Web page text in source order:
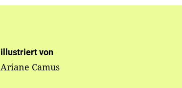
illustriert von
Ariane Camus